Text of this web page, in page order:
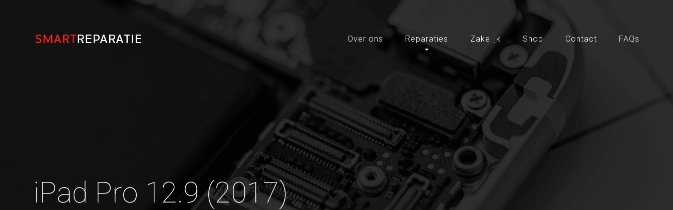
Over ons Reparaties Zakelijk Shop Contact FAQs
iPad Pro 12.9 (2017)